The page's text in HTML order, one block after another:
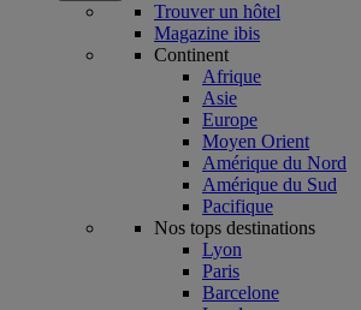
Trouver un hôtel
Magazine ibis
Continent
Afrique
Asie
Europe
Moyen Orient
Amérique du Nord
Amérique du Sud
Pacifique
Nos tops destinations
Lyon
Paris
Barcelone